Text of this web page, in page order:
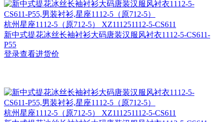
杭州星座1112-5（原712-5） XZ111251112-5-CS611
新中式提花冰丝长袖衬衫大码唐装汉服风衬衣1112-5-CS611-
P55
登录查看进货价
杭州星座1112-5（原712-5） XZ111251112-5-CS611